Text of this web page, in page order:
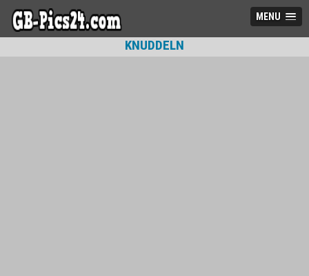
MENU
KNUDDELN